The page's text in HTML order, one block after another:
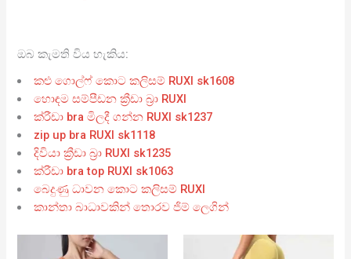
ඔබ කැමති විය හැකිය:
කළු ගොල්ෆ් කොට කලිසම් RUXI sk1608
හොඳම සම්පීඩන ක්‍රීඩා බ්‍රා RUXI
ක්රීඩා bra මිලදී ගන්න RUXI sk1237
zip up bra RUXI sk1118
දිවියා ක්‍රීඩා බ්‍රා RUXI sk1235
ක්රීඩා bra top RUXI sk1063
බෙදුණු ධාවන කොට කලිසම් RUXI
කාන්තා බාධාවකින් තොරව ජිම් ලෙගින්